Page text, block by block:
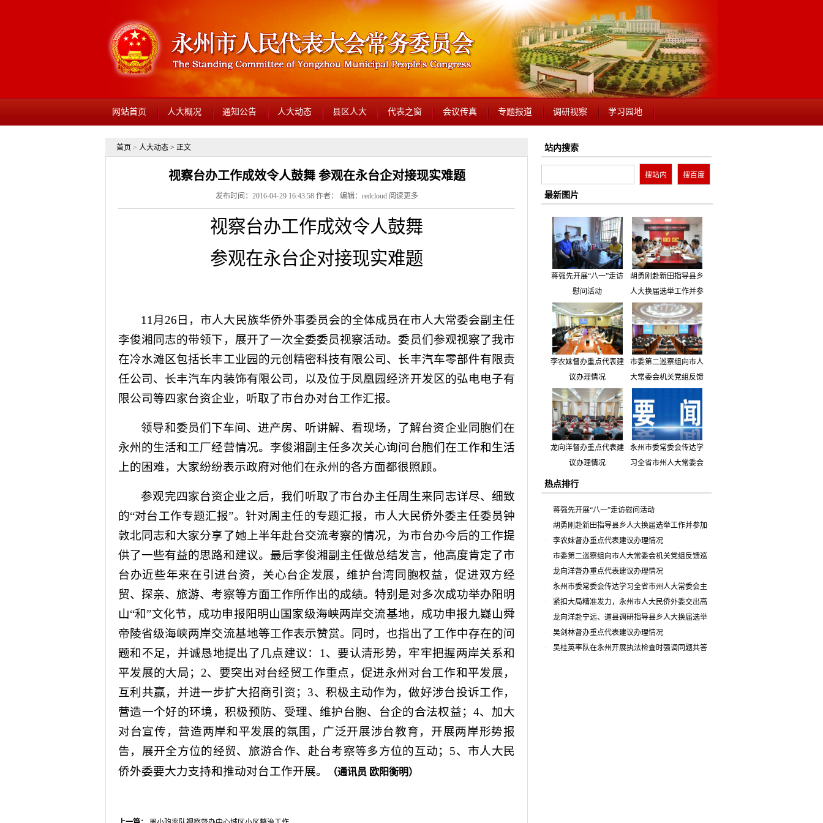
网站首页 人大概况 通知公告 人大动态 县区人大 代表之窗 会议传真 专题报道 调研视察 学习园地
首页 > 人大动态 > 正文
视察台办工作成效令人鼓舞 参观在永台企对接现实难题
发布时间：2016-04-29 16:43:58 作者： 编辑：redcloud 阅读更多
视察台办工作成效令人鼓舞
参观在永台企对接现实难题
11 月 26 日 ，市人大民族华侨外事委员会的全体成员在市人大常委会副主任
李俊湘同志的带领下，展开了一次全委委员视察活动。委员们参观视察了我市
在冷水滩区包括长丰工业园的元创精密科技有限公司、长丰汽车零部件有限责
任公司、长丰汽车内装饰有限公司，以及位于凤凰园经济开发区的弘电电子有
限公司等四家台资企业，听取了市台办对台工作汇报。
领导和委员们下车间、进产房、听讲解、看现场，了解台资企业同胞们在
永州的生活和工厂经营情况。李俊湘副主任多次关心询问台胞们在工作和生活
上的困难，大家纷纷表示政府对他们在永州的各方面都很照顾。
参观完四家台资企业之后，我们听取了市台办主任周生来同志详尽、细致
的“对台工作专题汇报”。针对周主任的专题汇报，市人大民侨外委主任委员钟
敦北同志和大家分享了她上半年赴台交流考察的情况，为市台办今后的工作提
供了一些有益的思路和建议。最后李俊湘副主任做总结发言，他高度肯定了市
台办近些年来在引进台资，关心台企发展，维护台湾同胞权益，促进双方经
贸、探亲、旅游、考察等方面工作所作出的成绩。特别是对多次成功举办阳明
山“和”文化节，成功申报阳明山国家级海峡两岸交流基地，成功申报九嶷山舜
帝陵省级海峡两岸交流基地等工作表示赞赏。同时，也指出了工作中存在的问
题和不足，并诚恳地提出了几点建议： 1 、要认清形势，牢牢把握两岸关系和
平发展的大局； 2、要突出对台经贸工作重点，促进永州对台工作和平发展，
互利共赢，并进一步扩大招商引资； 3、积极主动作为，做好涉台投诉工作，
营造一个好的环境，积极预防、受理、维护台胞、台企的合法权益； 4、加大
对台宣传，营造两岸和平发展的氛围，广泛开展涉台教育，开展两岸形势报
告，展开全方位的经贸、旅游合作、赴台考察等多方位的互动； 5、市人大民
侨外委要大力支持和推动对台工作开展。
（通讯员 欧阳衡明）
站内搜索
最新图片
蒋强先开展“八一”走访
慰问活动
胡勇刚赴新田指导县乡
人大换届选举工作并参
加市人大代表小组主题
活动
李农妹督办重点代表建
议办理情况
市委第二巡察组向市人
大常委会机关党组反馈
龙向洋督办重点代表建
议办理情况
永州市委常委会传达学
习全省市州人大常委会
关精神 专题听取省人
大常委会执法检查组到
永州开展大气污染防治
相关法律法规执法检查
情况汇报
热点排行
蒋强先开展“八一”走访慰问活动
胡勇刚赴新田指导县乡人大换届选举工作并参加
市人大代表小组主题活动
李农妹督办重点代表建议办理情况
市委第二巡察组向市人大常委会机关党组反馈巡
察情况
龙向洋督办重点代表建议办理情况
永州市委常委会传达学习全省市州人大常委会主
要负责同志座谈会有关精神 专题听取省人大常委会
执法检查组到永州开展大气污染防治相关法律法规
执法检查情况汇报
紧扣大局精准发力，永州市人大民侨外委交出高
质量履职答卷
龙向洋赴宁远、道县调研指导县乡人大换届选举
并督导安全生产工作
吴剑林督办重点代表建议办理情况
吴桂英率队在永州开展执法检查时强调同题共答